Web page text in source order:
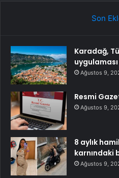
Son
Karadağ,
Ağustos 9,
Resmi
Ağustos 9,
8 aylık
karnındaki
Ağustos 9,